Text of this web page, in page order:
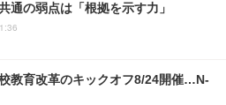
通の弱点は「根拠を示す力」
教育改革のキックオフ8/24開催…N-